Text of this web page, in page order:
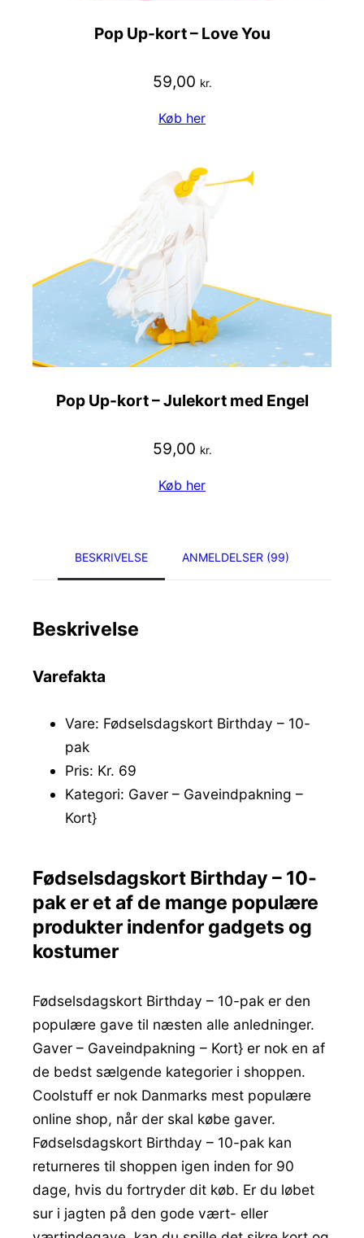
Pop Up-kort – Love You
59,00 kr.
Køb her
Pop Up-kort – Julekort med Engel
59,00 kr.
Køb her
BESKRIVELSE ANMELDELSER (99)
Beskrivelse
Varefakta
Vare: Fødselsdagskort Birthday – 10-
pak
Pris: Kr. 69
Kategori: Gaver – Gaveindpakning –
Kort}
Fødselsdagskort Birthday – 10-
pak er et af de mange populære
produkter indenfor gadgets og
kostumer
Fødselsdagskort Birthday – 10-pak er den
populære gave til næsten alle anledninger.
Gaver – Gaveindpakning – Kort} er nok en af
de bedst sælgende kategorier i shoppen.
Coolstuff er nok Danmarks mest populære
online shop, når der skal købe gaver.
Fødselsdagskort Birthday – 10-pak kan
returneres til shoppen igen inden for 90
dage, hvis du fortryder dit køb. Er du løbet
sur i jagten på den gode vært- eller